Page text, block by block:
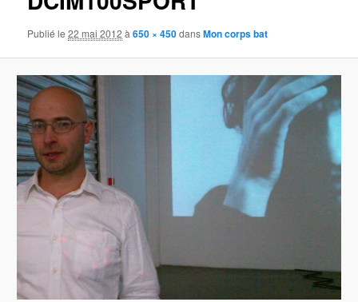
Publié le22 mai 2012 à650 × 450dansMon corps bat